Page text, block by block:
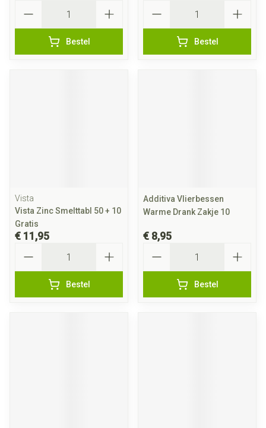
Bestel Bestel
Vista
Vista Zinc Smelttabl 50 + 10
Gratis
€ 11,95
Bestel
Additiva Vlierbessen
Warme Drank Zakje 10
€ 8,95
Bestel